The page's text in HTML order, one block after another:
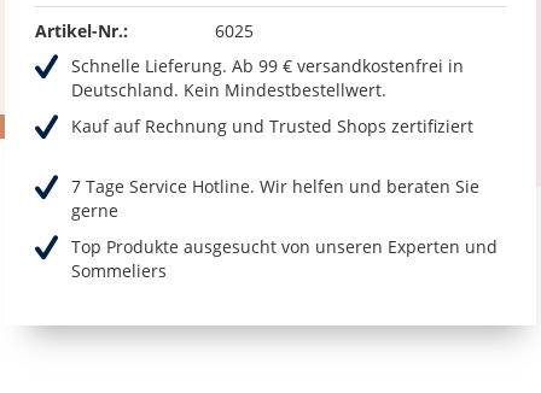
Artikel-Nr.:
6025
Schnelle Lieferung. Ab 99 € versandkostenfrei in
Deutschland. Kein Mindestbestellwert.
Kauf auf Rechnung und Trusted Shops zertifiziert
7 Tage Service Hotline. Wir helfen und beraten Sie
gerne
Top Produkte ausgesucht von unseren Experten und
Sommeliers